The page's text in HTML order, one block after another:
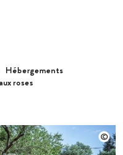
Hébergements
roses